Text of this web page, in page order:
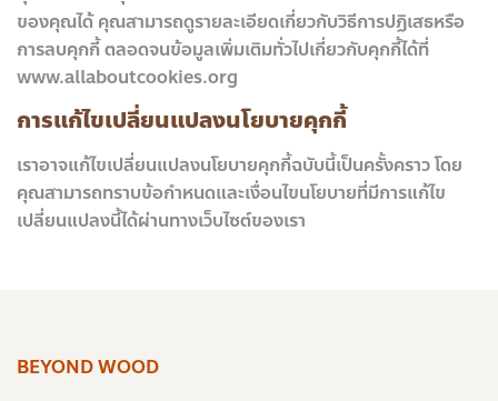
ของคุณได้ คุณสามารถดูรายละเอียดเกี่ยวกับวิธีการปฏิเสธหรือ
การลบคุกกี้ ตลอดจนข้อมูลเพิ่มเติมทั่วไปเกี่ยวกับคุกกี้ได้ที่
www.allaboutcookies.org
การแก้ไขเปลี่ยนแปลงนโยบายคุกกี้
เราอาจแก้ไขเปลี่ยนแปลงนโยบายคุกกี้ฉบับนี้เป็นครั้งคราว โดย
คุณสามารถทราบข้อกำหนดและเงื่อนไขนโยบายที่มีการแก้ไข
เปลี่ยนแปลงนี้ได้ผ่านทางเว็บไซต์ของเรา
BEYOND WOOD